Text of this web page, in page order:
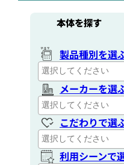
本体を探す
製品種別を選
メーカーを選
こだわりで選
利用シーンで